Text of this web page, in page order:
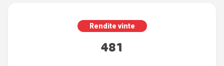
Rendite vinte
481